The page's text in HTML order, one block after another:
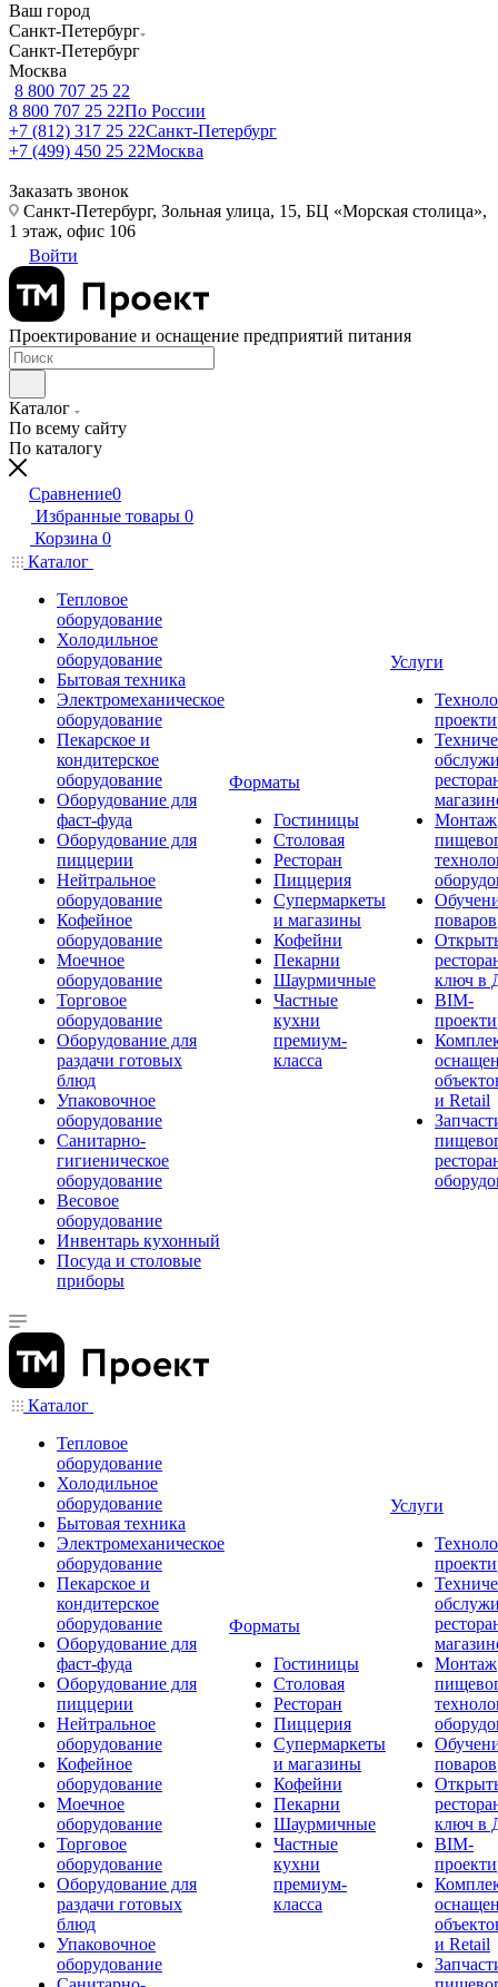
Ваш город
Санкт-Петербург
Санкт-Петербург
Москва
8 800 707 25 22
8 800 707 25 22По России
+7 (812) 317 25 22Санкт-Петербург
+7 (499) 450 25 22Москва
Заказать звонок
Санкт-Петербург, Зольная улица, 15, БЦ «Морская столица»,
1 этаж, офис 106
Войти
Проектирование и оснащение предприятий питания
Каталог
По всему сайту
По каталогу
Сравнение0
Избранные товары 0
Корзина 0
Каталог
Тепловое
оборудование
Холодильное
оборудование
Бытовая техника
Электромеханическое
оборудование
Пекарское и
кондитерское
оборудование
Оборудование для
фаст-фуда
Оборудование для
пиццерии
Нейтральное
оборудование
Кофейное
оборудование
Моечное
оборудование
Торговое
оборудование
Оборудование для
раздачи готовых
блюд
Упаковочное
оборудование
Санитарно-
гигиеническое
оборудование
Весовое
оборудование
Инвентарь кухонный
Посуда и столовые
приборы
Форматы
Гостиницы
Столовая
Ресторан
Пиццерия
Супермаркеты
и магазины
Кофейни
Пекарни
Шаурмичные
Частные
кухни
премиум-
класса
Услуги
Монтаж
поваров
ключ в
BIM-
и Retail
Каталог
Тепловое
оборудование
Холодильное
оборудование
Бытовая техника
Электромеханическое
оборудование
Пекарское и
кондитерское
оборудование
Оборудование для
фаст-фуда
Оборудование для
пиццерии
Нейтральное
оборудование
Кофейное
оборудование
Моечное
оборудование
Торговое
оборудование
Оборудование для
раздачи готовых
блюд
Упаковочное
оборудование
Форматы
Гостиницы
Столовая
Ресторан
Пиццерия
Супермаркеты
и магазины
Кофейни
Пекарни
Шаурмичные
Частные
кухни
премиум-
класса
Услуги
Монтаж
поваров
ключ в
BIM-
и Retail